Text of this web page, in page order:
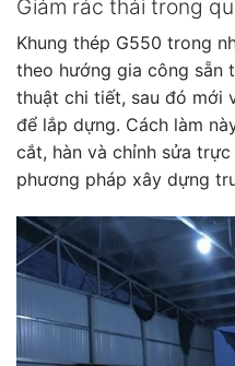
Giảm rác thải trong
Khung thép G550 trong
theo hướng gia công sẵn
thuật chi tiết, sau đó mới
để lắp dựng. Cách làm
cắt, hàn và chỉnh sửa
phương pháp xây dựng